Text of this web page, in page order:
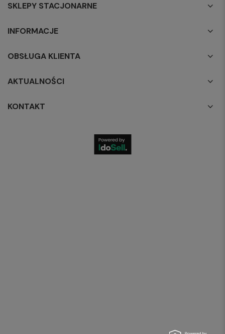
SKLEPY STACJONARNE
INFORMACJE
OBSŁUGA KLIENTA
AKTUALNOŚCI
KONTAKT